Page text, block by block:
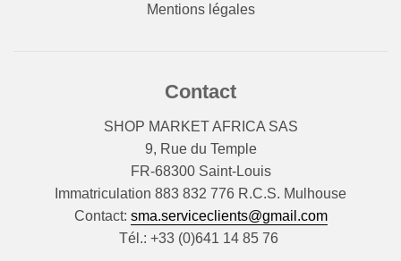
Mentions légales
Contact
SHOP MARKET AFRICA SAS
9, Rue du Temple
FR-68300 Saint-Louis
Immatriculation 883 832 776 R.C.S. Mulhouse
Contact: sma.serviceclients@gmail.com
Tél.: +33 (0)641 14 85 76